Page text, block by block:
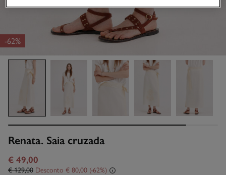
-62%
Renata. Saia cruzada
€ 49,00
€ 129,00 Desconto € 80,00 62